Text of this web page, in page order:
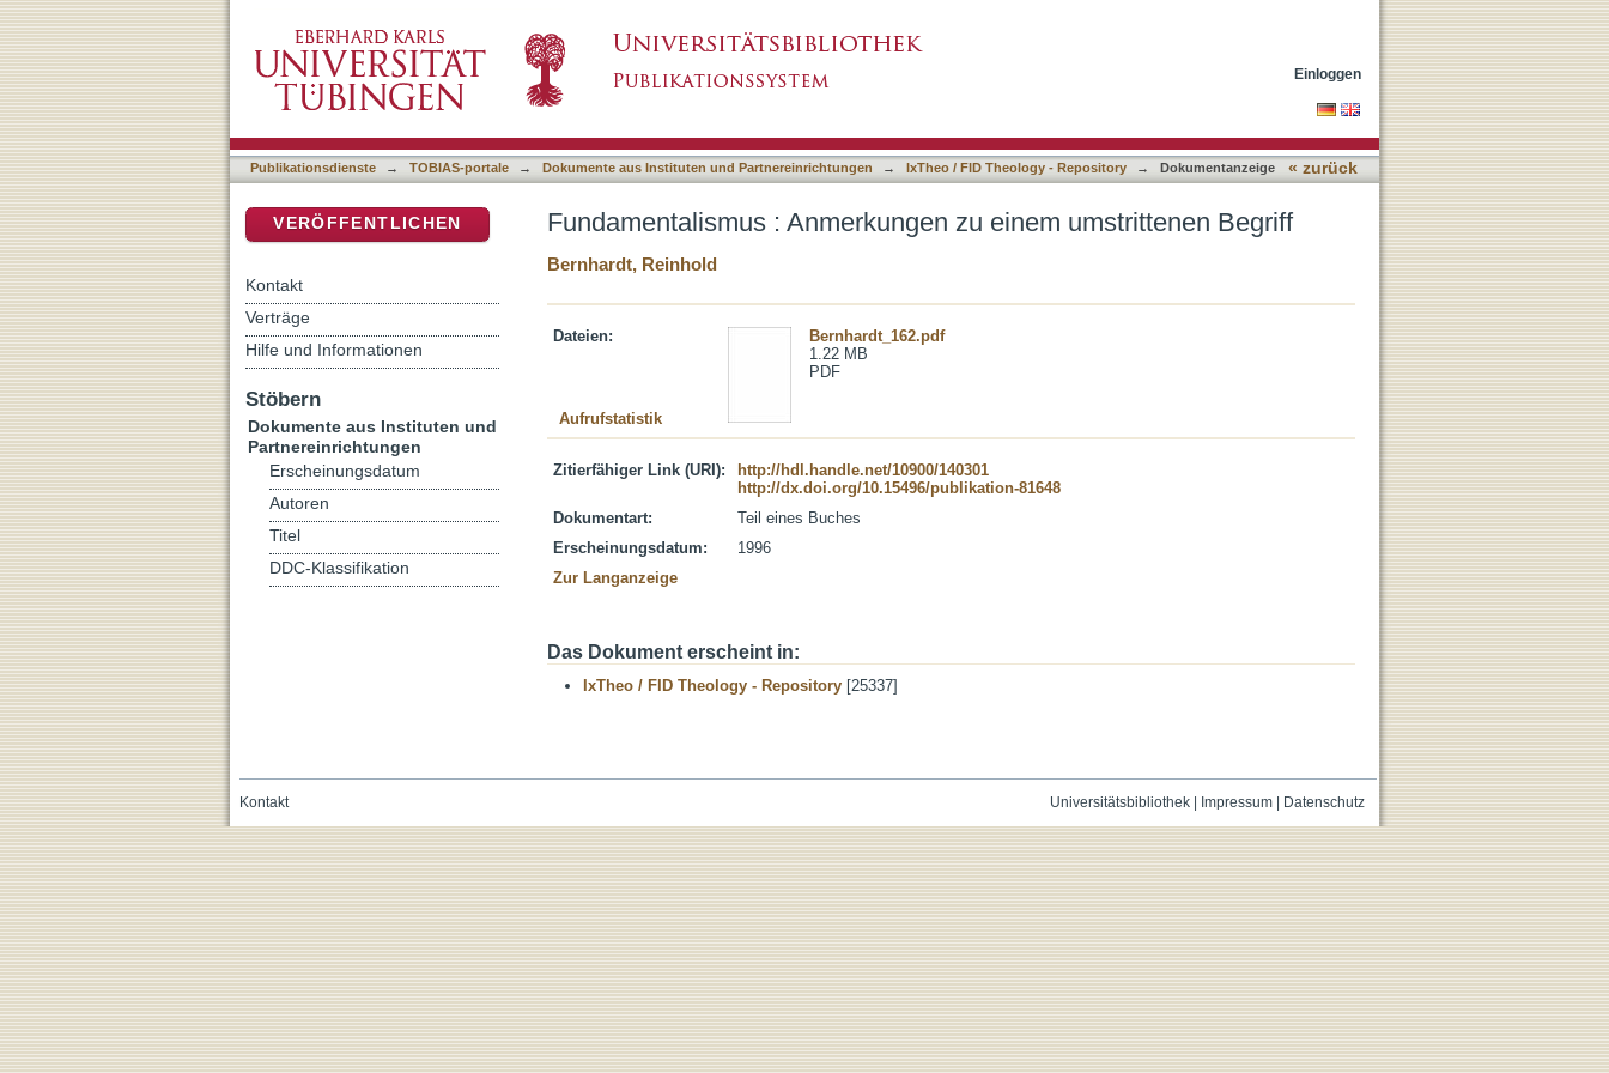
Einloggen
Publikationsdienste → TOBIAS-portale → Dokumente aus Instituten und Partnereinrichtungen → IxTheo / FID Theology - Repository → Dokumentanzeige « zurück
Fundamentalismus : Anmerkungen zu einem umstrittenen Begriff
Bernhardt, Reinhold
Dateien:
Bernhardt_162.pdf
1.22 MB
PDF
Aufrufstatistik
Zitierfähiger Link (URI):
http://hdl.handle.net/10900/140301
http://dx.doi.org/10.15496/publikation-81648
Dokumentart:
Teil eines Buches
Erscheinungsdatum:
1996
Zur Langanzeige
Das Dokument erscheint in:
IxTheo / FID Theology - Repository [25337]
VERÖFFENTLICHEN
Kontakt
Verträge
Hilfe und Informationen
Stöbern
Dokumente aus Instituten und
Partnereinrichtungen
Erscheinungsdatum
Autoren
Titel
DDC-Klassifikation
Universitätsbibliothek| Impressum| Datenschutz
Kontakt